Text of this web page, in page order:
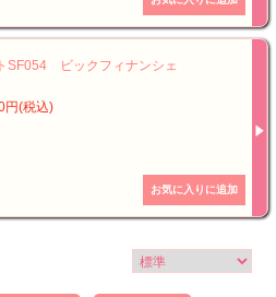
SF054 ビックフィナンシェ
円(税込)